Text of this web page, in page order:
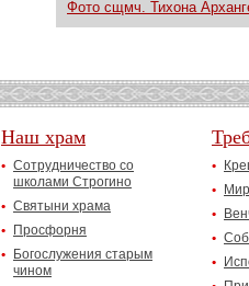
Фото сщмч. Тихона
Наш храм
Сотрудничество со
школами Строгино
Святыни храма
Просфорня
Богослужения старым
чином